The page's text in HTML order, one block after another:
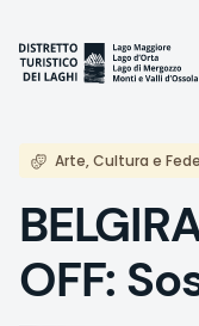
main
content
Arte, Cultura e Fede
OFF: